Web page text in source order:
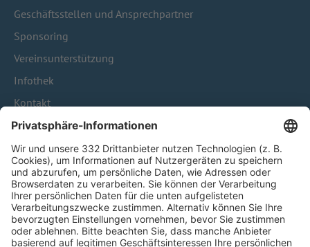
Geschäftsstellen und Ansprechpartner
Sponsoring
Vereinsunterstützung
Infothek
Kontakt
HÄUFIG BESUCHTE SEITEN
Pässe und Vereinswechsel
Trainerausbildung
Schulungsangebot Vereinsmitarbeiter
BFV-Geschäftsstellen